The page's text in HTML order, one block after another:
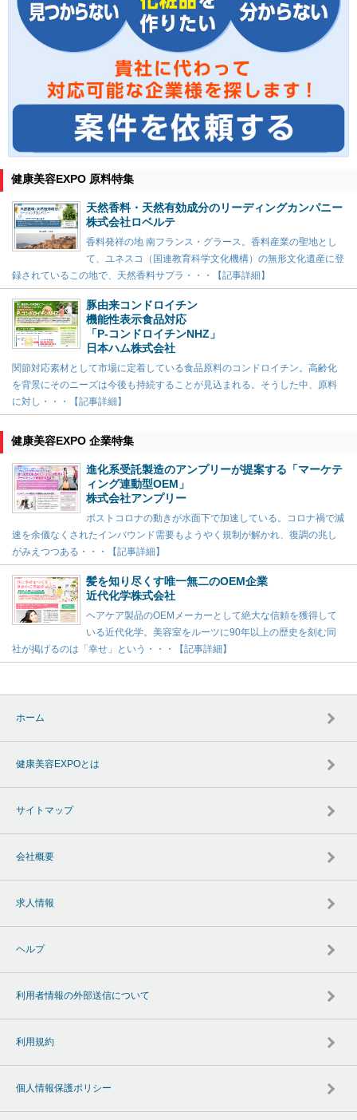
健康美容EXPO 原料特集
天然香料・天然有効成分のリーディングカンパニー
株式会社ロベルテ
香料発祥の地 南フランス・グラース。香料産業の聖地とし
て、ユネスコ（国連教育科学文化機構）の無形文化遺産に登
録されているこの地で、天然香料サプラ・・・【記事詳細】
豚由来コンドロイチン
機能性表示食品対応
「P-コンドロイチンNHZ」
日本ハム株式会社
関節対応素材として市場に定着している食品原料のコンドロイチン。高齢化
を背景にそのニーズは今後も持続することが見込まれる。そうした中、原料
に対し・・・【記事詳細】
健康美容EXPO 企業特集
進化系受託製造のアンプリーが提案する「マーケテ
ィング連動型OEM」
株式会社アンプリー
ポストコロナの動きが水面下で加速している。コロナ禍で減
速を余儀なくされたインバウンド需要もようやく規制が解かれ、復調の兆し
がみえつつある・・・【記事詳細】
髪を知り尽くす唯一無二のOEM企業
近代化学株式会社
ヘアケア製品のOEMメーカーとして絶大な信頼を獲得して
いる近代化学。美容室をルーツに90年以上の歴史を刻む同
社が掲げるのは「幸せ」という・・・【記事詳細】
ホーム
健康美容EXPOとは
サイトマップ
会社概要
求人情報
ヘルプ
利用者情報の外部送信について
利用規約
個人情報保護ポリシー